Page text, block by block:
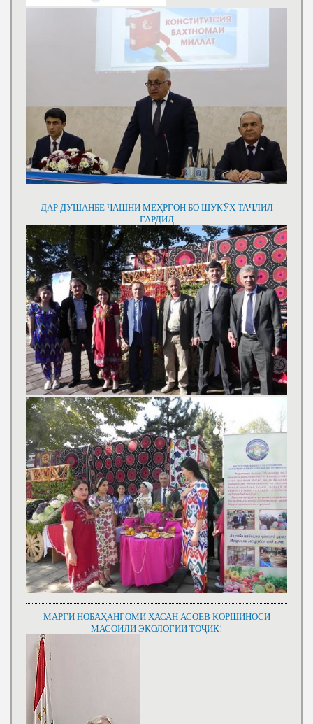
ДАР ДУШАНБЕ ҶАШНИ МЕҲРГОН БО ШУКӮҲ ТАҶЛИЛ
ГАРДИД
МАРГИ НОБАҲАНГОМИ ҲАСАН АСОЕВ КОРШИНОСИ
МАСОИЛИ ЭКОЛОГИИ ТОҶИК!